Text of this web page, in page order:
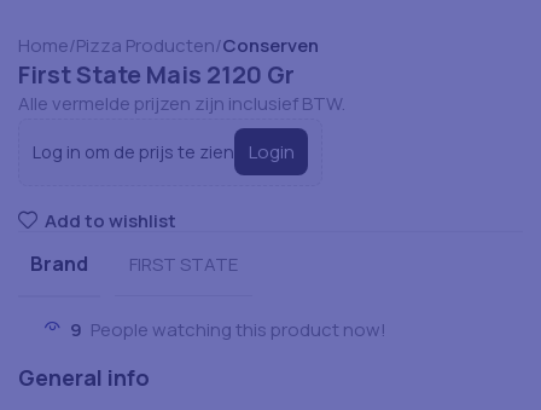
Home Pizza Producten Conserven
First State Mais 2120 Gr
Alle vermelde prijzen zijn inclusief BTW.
Log in om de prijs te zien Login
Add to wishlist
Brand FIRST STATE
9 People watching this product now!
General info